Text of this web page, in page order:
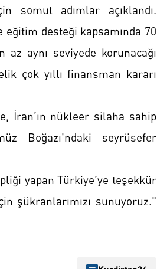
somut adımlar açıklandı.
desteği kapsamında 70
aynı seviyede korunacağı
çok yıllı finansman kararı
İran’ın nükleer silaha sahip
Boğazı'ndaki seyrüsefer
yapan Türkiye’ye teşekkür
şükranlarımızı sunuyoruz."